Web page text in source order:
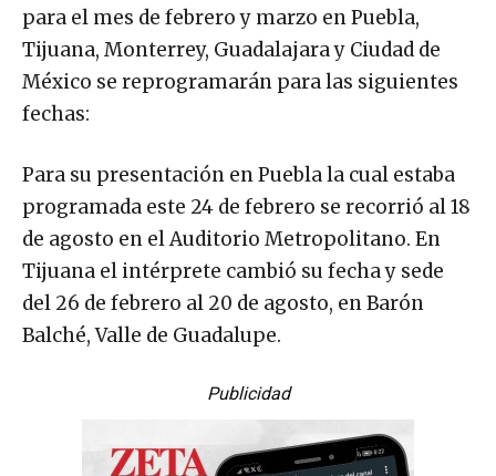
para el mes de febrero y marzo en Puebla,
Tijuana, Monterrey, Guadalajara y Ciudad de
México se reprogramarán para las siguientes
fechas:
Para su presentación en Puebla la cual estaba
programada este 24 de febrero se recorrió al 18
de agosto en el Auditorio Metropolitano. En
Tijuana el intérprete cambió su fecha y sede
del 26 de febrero al 20 de agosto, en Barón
Balché, Valle de Guadalupe.
Publicidad